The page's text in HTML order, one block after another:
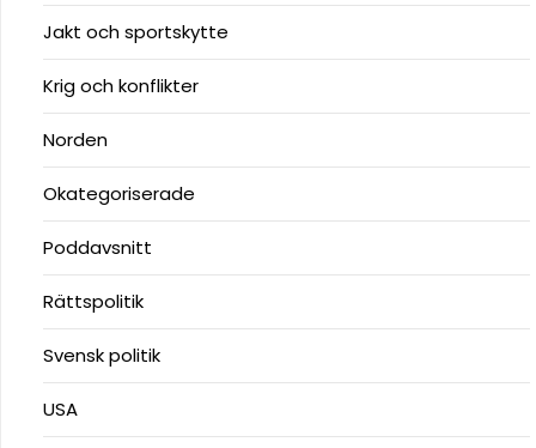
Jakt och sportskytte
Krig och konflikter
Norden
Okategoriserade
Poddavsnitt
Rättspolitik
Svensk politik
USA